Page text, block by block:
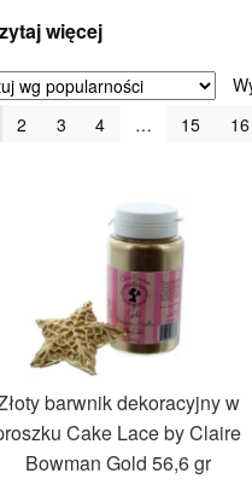
więcej
2 3 4 … 15 16
barwnik dekoracyjny w
Cake Lace by Claire
Bowman Gold 56,6 gr